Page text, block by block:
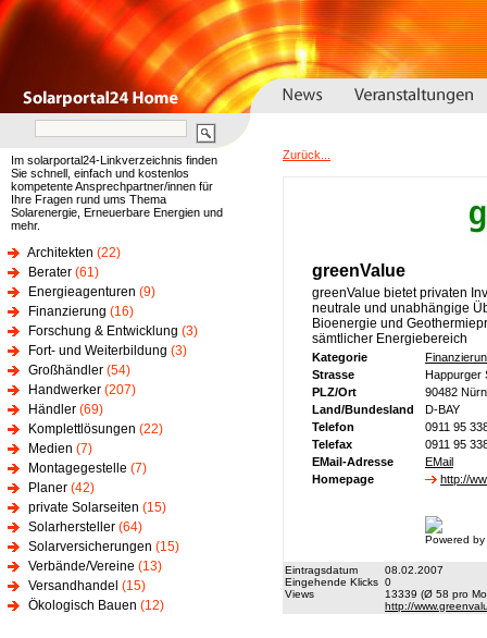
Im solarportal24-Linkverzeichnis finden
Sie schnell, einfach und kostenlos
kompetente Ansprechpartner/innen für
Ihre Fragen rund ums Thema
Solarenergie, Erneuerbare Energien und
mehr.
Architekten (22)
Berater (61)
Energieagenturen (9)
Finanzierung (16)
Forschung & Entwicklung (3)
Fort- und Weiterbildung (3)
Großhändler (54)
Handwerker (207)
Händler (69)
Komplettlösungen (22)
Medien (7)
Montagegestelle (7)
Planer (42)
private Solarseiten (15)
Solarhersteller (64)
Solarversicherungen (15)
Verbände/Vereine (13)
Versandhandel (15)
Ökologisch Bauen (12)
Zurück...
greenValue
greenValue bietet privaten
neutrale und unabhängige
Bioenergie und
sämtlicher Energiebereich
Kategorie
Strasse
Happurger
PLZ/Ort
90482
Land/Bundesland
D-BAY
Telefon
0911 95
Telefax
0911 95
EMail-Adresse
EMail
Homepage
http://
Powered
Eintragsdatum
08.02.2007
Eingehende Klicks 0
Views
13339 (Ø 58 pro
http://